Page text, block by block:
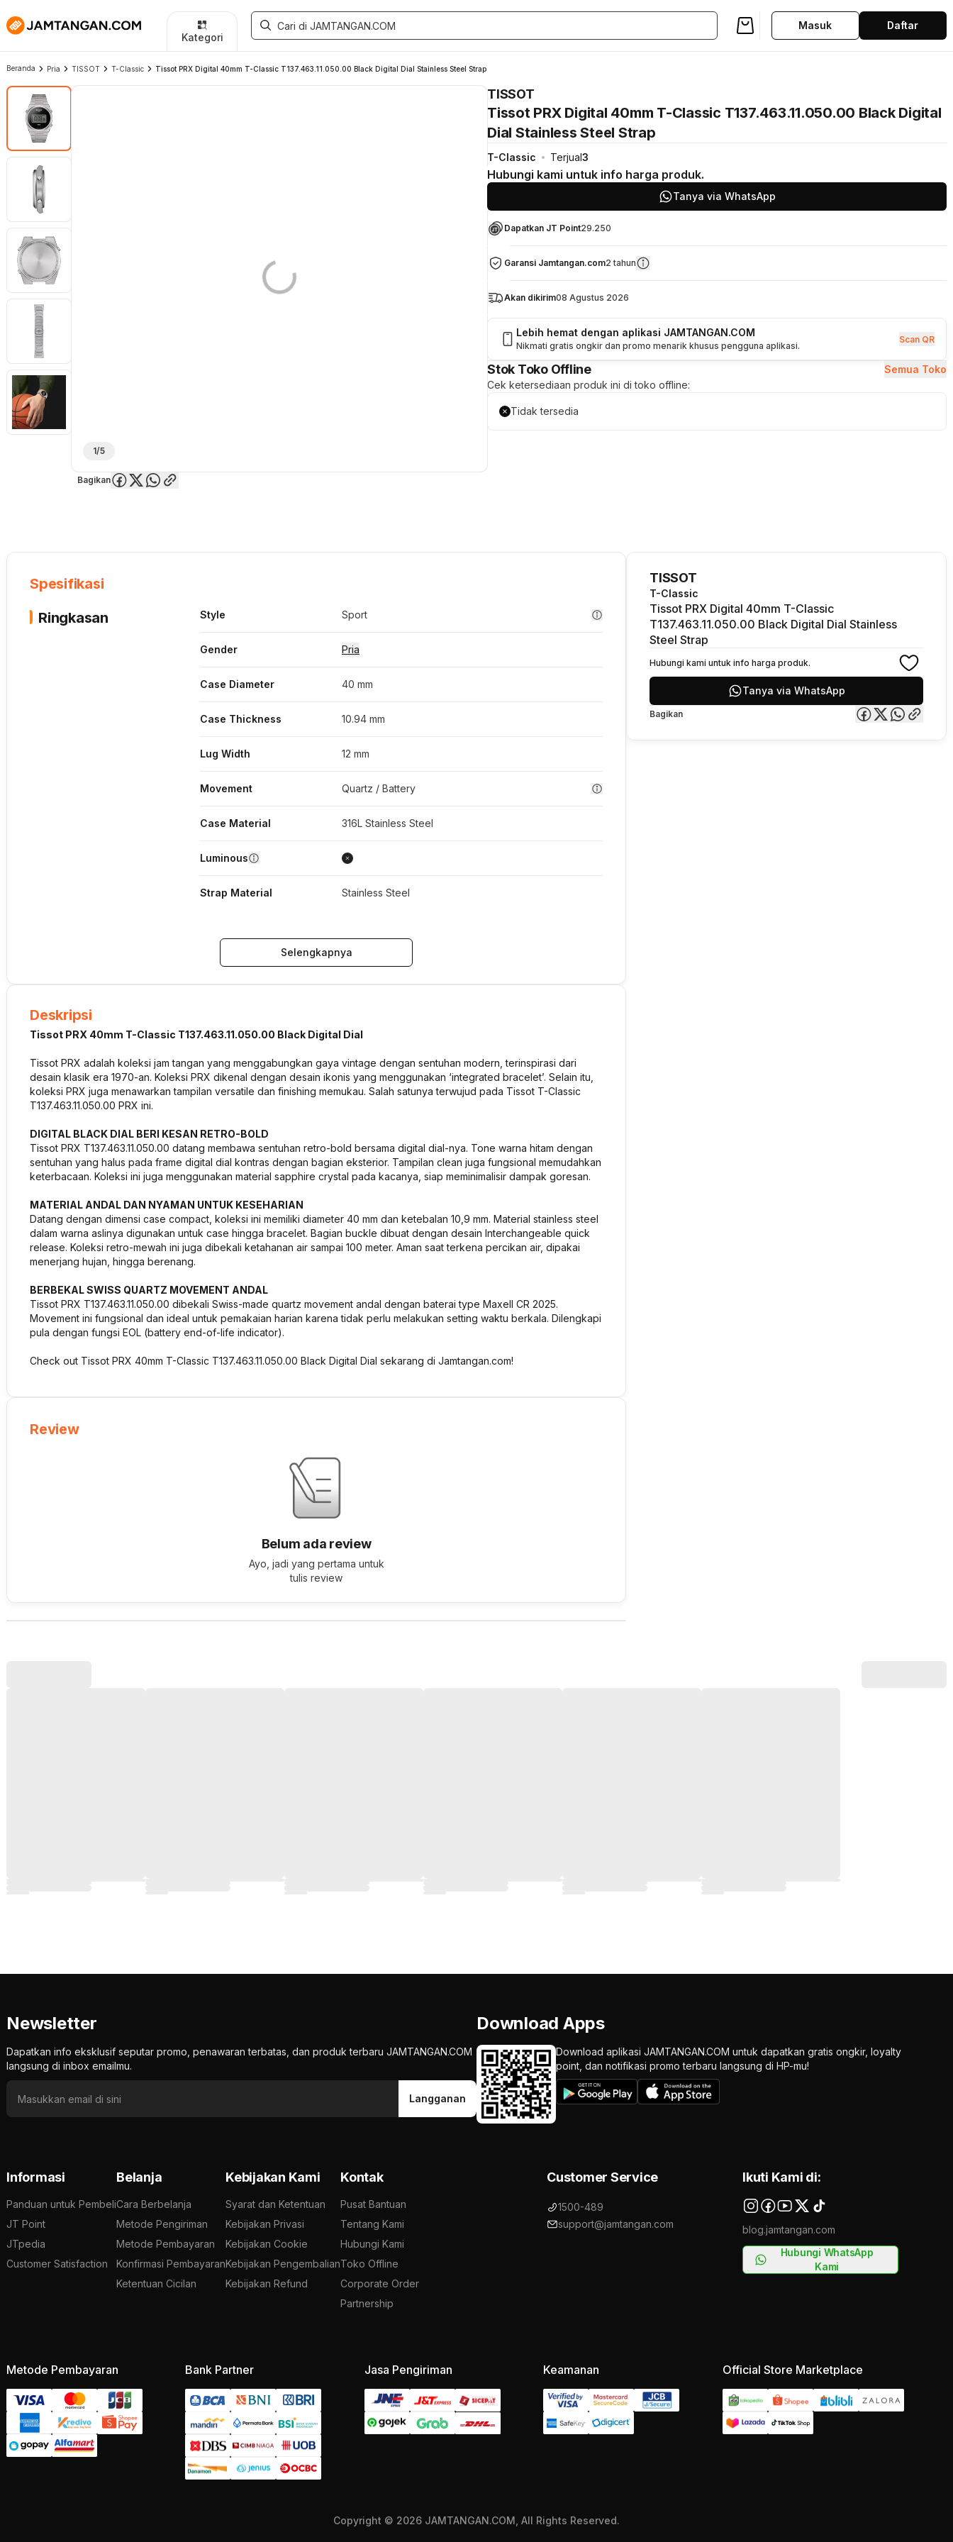
Newsletter
Dapatkan info eksklusif seputar promo, penawaran terbatas, dan produk terbaru JAMTANGAN.COM
langsung di inbox emailmu.
Langganan
Download Apps
Download aplikasi JAMTANGAN.COM untuk dapatkan gratis ongkir, loyalty
point, dan notifikasi promo terbaru langsung di HP-mu!
Informasi
Panduan untuk Pembeli
JT Point
JTpedia
Customer Satisfaction
Belanja
Cara Berbelanja
Metode Pengiriman
Metode Pembayaran
Konfirmasi Pembayaran
Ketentuan Cicilan
Kebijakan Kami
Syarat dan Ketentuan
Kebijakan Privasi
Kebijakan Cookie
Kebijakan Pengembalian
Kebijakan Refund
Kontak
Pusat Bantuan
Tentang Kami
Hubungi Kami
Toko Offline
Corporate Order
Partnership
Customer Service
1500-489
support@jamtangan.com
Ikuti Kami di:
blog.jamtangan.com
Hubungi WhatsApp
Kami
Metode Pembayaran Bank Partner Jasa Pengiriman Keamanan Official Store Marketplace
Copyright © 2026 JAMTANGAN.COM, All Rights Reserved.
Kategori
Masuk Daftar
Beranda Pria TISSOT T-Classic Tissot PRX Digital 40mm T-Classic T137.463.11.050.00 Black Digital Dial Stainless Steel Strap
1/5
Bagikan
TISSOT
Tissot PRX Digital 40mm T-Classic T137.463.11.050.00 Black Digital
Dial Stainless Steel Strap
T-Classic Terjual3
Hubungi kami untuk info harga produk.
Tanya via WhatsApp
Dapatkan JT Point29.250
Garansi Jamtangan.com2 tahun
Akan dikirim08 Agustus 2026
Lebih hemat dengan aplikasi JAMTANGAN.COM
Nikmati gratis ongkir dan promo menarik khusus pengguna aplikasi.
Scan QR
Stok Toko Offline
Semua Toko
Cek ketersediaan produk ini di toko offline:
Tidak tersedia
Spesifikasi
Ringkasan
Style Sport
Gender Pria
Case Diameter 40 mm
Case Thickness 10.94 mm
Lug Width 12 mm
Movement Quartz / Battery
Case Material 316L Stainless Steel
Luminous
Strap Material Stainless Steel
Selengkapnya
Deskripsi
Tissot PRX 40mm T-Classic T137.463.11.050.00 Black Digital Dial
Tissot PRX adalah koleksi jam tangan yang menggabungkan gaya vintage dengan sentuhan modern, terinspirasi dari
desain klasik era 1970-an. Koleksi PRX dikenal dengan desain ikonis yang menggunakan ‘integrated bracelet’. Selain itu,
koleksi PRX juga menawarkan tampilan versatile dan finishing memukau. Salah satunya terwujud pada Tissot T-Classic
T137.463.11.050.00 PRX ini.
DIGITAL BLACK DIAL BERI KESAN RETRO-BOLD
Tissot PRX T137.463.11.050.00 datang membawa sentuhan retro-bold bersama digital dial-nya. Tone warna hitam dengan
sentuhan yang halus pada frame digital dial kontras dengan bagian eksterior. Tampilan clean juga fungsional memudahkan
keterbacaan. Koleksi ini juga menggunakan material sapphire crystal pada kacanya, siap meminimalisir dampak goresan.
MATERIAL ANDAL DAN NYAMAN UNTUK KESEHARIAN
Datang dengan dimensi case compact, koleksi ini memiliki diameter 40 mm dan ketebalan 10,9 mm. Material stainless steel
dalam warna aslinya digunakan untuk case hingga bracelet. Bagian buckle dibuat dengan desain Interchangeable quick
release. Koleksi retro-mewah ini juga dibekali ketahanan air sampai 100 meter. Aman saat terkena percikan air, dipakai
menerjang hujan, hingga berenang.
BERBEKAL SWISS QUARTZ MOVEMENT ANDAL
Tissot PRX T137.463.11.050.00 dibekali Swiss-made quartz movement andal dengan baterai type Maxell CR 2025.
Movement ini fungsional dan ideal untuk pemakaian harian karena tidak perlu melakukan setting waktu berkala. Dilengkapi
pula dengan fungsi EOL (battery end-of-life indicator).
Check out Tissot PRX 40mm T-Classic T137.463.11.050.00 Black Digital Dial sekarang di Jamtangan.com!
Review
Belum ada review
Ayo, jadi yang pertama untuk
tulis review
TISSOT
T-Classic
Tissot PRX Digital 40mm T-Classic
T137.463.11.050.00 Black Digital Dial Stainless
Steel Strap
Hubungi kami untuk info harga produk.
Tanya via WhatsApp
Bagikan